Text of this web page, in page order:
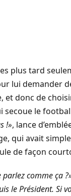
plus tard
lui demander
et donc de
secoue le
!», lance
qui avait
de façon
comme ça ?
le Président. Si